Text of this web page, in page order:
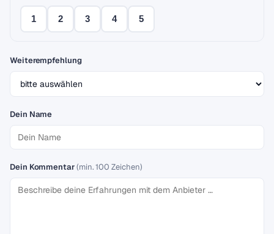
1 2 3 4 5
Weiterempfehlung
Dein Name
Dein Kommentar(min. 100 Zeichen)